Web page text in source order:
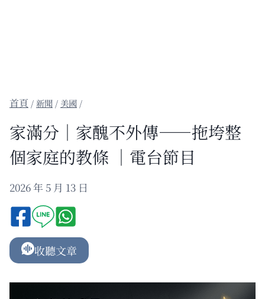
/新聞 / 美國 /
家滿分｜家醜不外傳——拖垮整
個家庭的教條 ｜電台節目
2026 年 5 月 13 日
收聽文章